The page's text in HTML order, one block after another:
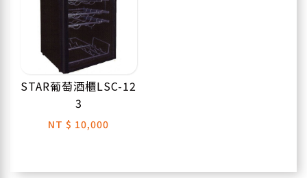
STAR葡萄酒櫃LSC-12
3
NT $ 10,000